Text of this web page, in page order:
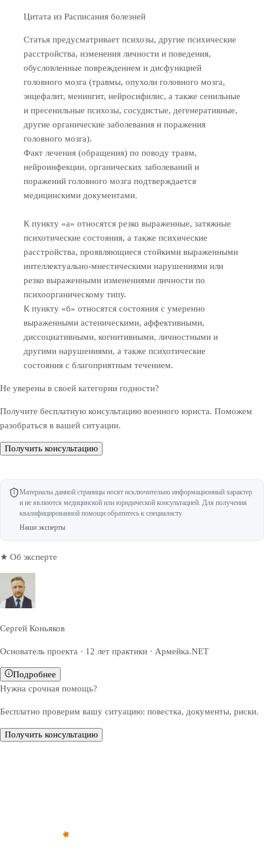
Цитата из Расписания болезней
Статья предусматривает психозы, другие психические
расстройства, изменения личности и поведения,
обусловленные повреждением и дисфункцией
головного мозга (травмы, опухоли головного мозга,
энцефалит, менингит, нейросифилис, а также сенильные
и пресенильные психозы, сосудистые, дегенеративные,
другие органические заболевания и поражения
головного мозга).
Факт лечения (обращения) по поводу травм,
нейроинфекции, органических заболеваний и
поражений головного мозга подтверждается
медицинскими документами.
К пункту «а» относятся резко выраженные, затяжные
психотические состояния, а также психические
расстройства, проявляющиеся стойкими выраженными
интеллектуально-мнестическими нарушениями или
резко выраженными изменениями личности по
психоорганическому типу.
К пункту «б» относятся состояния с умеренно
выраженными астеническими, аффективными,
диссоциативными, когнитивными, личностными и
другими нарушениями, а также психотические
состояния с благоприятным течением.
Не уверены в своей категории годности?
Получите бесплатную консультацию военного юриста. Поможем
разобраться в вашей ситуации.
Получить консультацию
Материалы данной страницы носят исключительно информационный характер
и не являются медицинской или юридической консультацией. Для получения
квалифицированной помощи обратитесь к специалисту.
Наши эксперты
★ Об эксперте
Сергей Коньяков
Основатель проекта · 12 лет практики · Армейка.NET
Подробнее
Нужна срочная помощь?
Бесплатно проверим вашу ситуацию: повестка, документы, риски.
Получить консультацию